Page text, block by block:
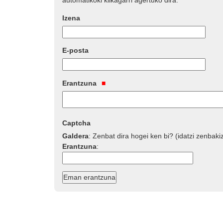
Izena
E-posta
Erantzuna
Captcha
Galdera:Zenbat dira hogei ken bi? (idatzi
Erantzuna: